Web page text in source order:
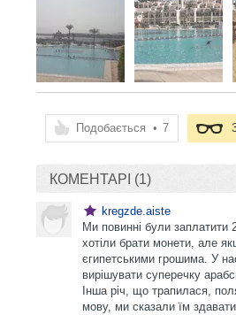
Подобається • 7
КОМЕНТАРІ (1)
kregzde.aiste
Ми повинні були
хотіли брати монети, але
єгипетськими грошима. У
вирішувати суперечку
Інша річ, що трапилася,
мову, ми сказали їм